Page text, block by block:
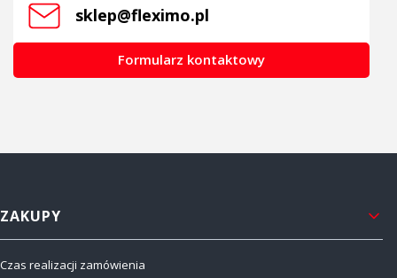
sklep@fleximo.pl
Formularz kontaktowy
Linki w stopce
ZAKUPY
Czas realizacji zamówienia